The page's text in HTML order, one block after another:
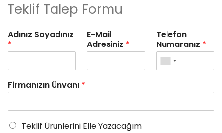
Teklif Talep Formu
Adınız Soyadınız
*
E-Mail
Adresiniz *
Telefon
Numaranız *
Firmanızın Ünvanı *
Teklif Ürünlerini Elle Yazacağım